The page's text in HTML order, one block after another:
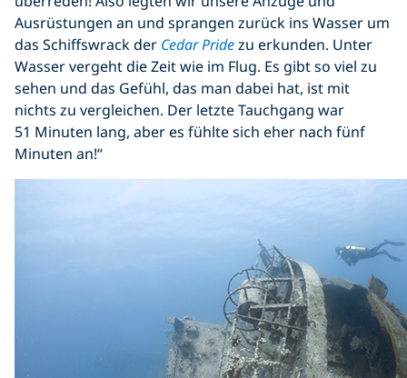
Ausrüstungen an und sprangen zurück ins Wasser um
das Schiffswrack der Cedar Pridezu erkunden. Unter
Wasser vergeht die Zeit wie im Flug. Es gibt so viel zu
sehen und das Gefühl, das man dabei hat, ist mit
nichts zu vergleichen. Der letzte Tauchgang war
51 Minuten lang, aber es fühlte sich eher nach fünf
Minuten an!“